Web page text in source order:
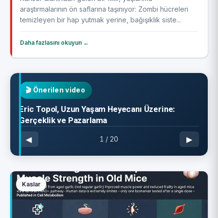
araştırmalarının ön saflarına taşınıyor: Zombi hücreleri
temizleyen bir hap yutmak yerine, bağışıklık siste...
Daha fazlasını okuyun ←
🎬 Önerilen video
Eric Topol, Uzun Yaşam Heyecanı Üzerine:
Gerçeklik ve Pazarlama
◀ 1 / 20 ▶
Kaslar